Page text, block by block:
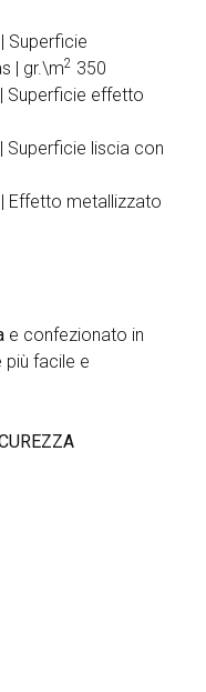
Superficie
| gr.\m2 350
| Superficie effetto
Superficie liscia con
| Effetto metallizzato
e confezionato in
facile e